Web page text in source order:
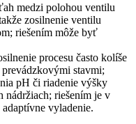
medzi polohou ventilu
zosilnenie ventilu
riešením môže byť
procesu často kolíše
stavmi;
pH či riadenie výšky
nádržiach; riešením je v
vyladenie.